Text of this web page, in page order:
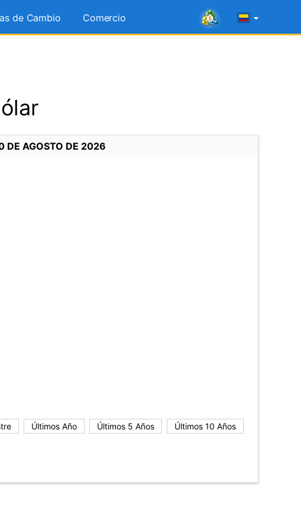
de Cambio Comercio
DE AGOSTO DE 2026
Últimos Año Últimos 5 Años Últimos 10 Años